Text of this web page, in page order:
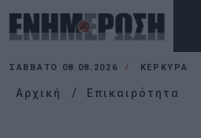
ΣΆΒΒΑΤΟ 08.08.2026 ΚΕΡΚΥΡΑ
Αρχική Επικαιρότητα